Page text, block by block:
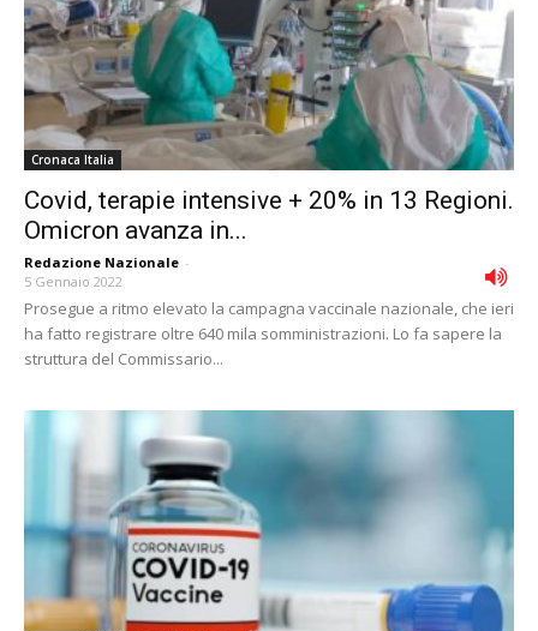
Cronaca Italia
Covid, terapie intensive + 20% in 13 Regioni.
Omicron avanza in...
Redazione Nazionale -
5 Gennaio 2022
Prosegue a ritmo elevato la campagna vaccinale nazionale, che ieri
ha fatto registrare oltre 640 mila somministrazioni. Lo fa sapere la
struttura del Commissario...